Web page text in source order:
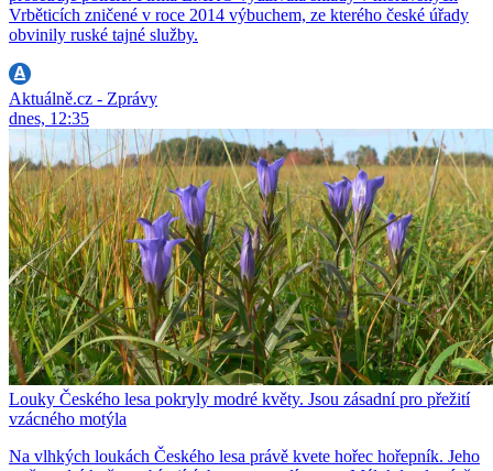
Vrběticích zničené v roce 2014 výbuchem, ze kterého české úřady
obvinily ruské tajné služby.
Aktuálně.cz - Zprávy
dnes, 12:35
Louky Českého lesa pokryly modré květy. Jsou zásadní pro přežití
vzácného motýla
Na vlhkých loukách Českého lesa právě kvete hořec hořepník. Jeho